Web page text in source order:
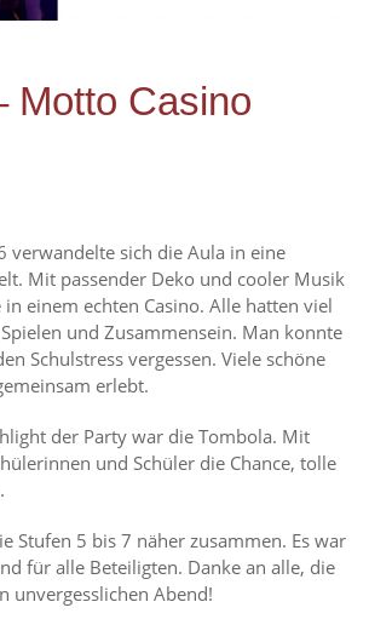
Motto Casino
verwandelte sich die Aula in eine
Mit passender Deko und cooler Musik
einem echten Casino. Alle hatten viel
und Zusammensein. Man konnte
Schulstress vergessen. Viele schöne
erlebt.
der Party war die Tombola. Mit
und Schüler die Chance, tolle
Stufen 5 bis 7 näher zusammen. Es war
für alle Beteiligten. Danke an alle, die
unvergesslichen Abend!